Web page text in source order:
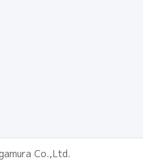
Co.,Ltd.